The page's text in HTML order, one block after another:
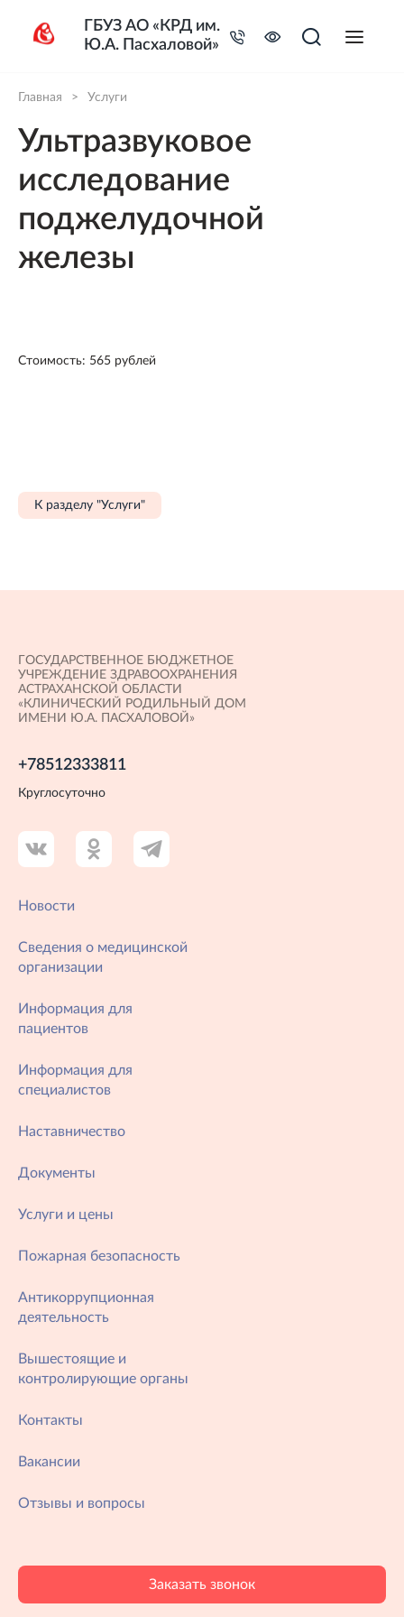
Главная > Услуги
Ультразвуковое
исследование
поджелудочной
железы
Стоимость: 565 рублей
К разделу "Услуги"
ГБУЗ АО «КРД им.
Ю.А. Пасхаловой»
ГОСУДАРСТВЕННОЕ БЮДЖЕТНОЕ
УЧРЕЖДЕНИЕ ЗДРАВООХРАНЕНИЯ
АСТРАХАНСКОЙ ОБЛАСТИ
«КЛИНИЧЕСКИЙ РОДИЛЬНЫЙ ДОМ
ИМЕНИ Ю.А. ПАСХАЛОВОЙ»
+78512333811
Круглосуточно
Новости
Сведения о медицинской
организации
Информация для
пациентов
Информация для
специалистов
Наставничество
Документы
Услуги и цены
Пожарная безопасность
Антикоррупционная
деятельность
Вышестоящие и
контролирующие органы
Контакты
Вакансии
Отзывы и вопросы
Заказать звонок